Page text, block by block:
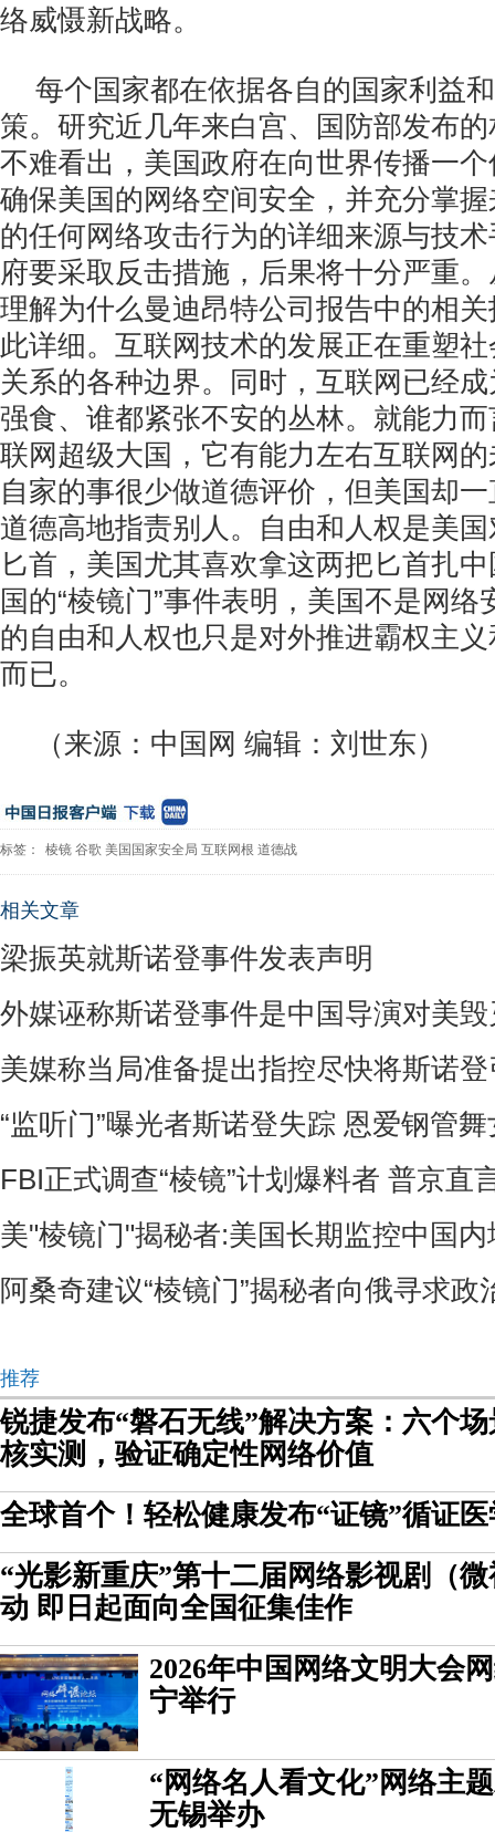
络威慑新战略。
每个国家都在依据各自的国家利益
策。研究近几年来白宫、国防部发布
不难看出，美国政府在向世界传播一
确保美国的网络空间安全，并充分掌
的任何网络攻击行为的详细来源与技
府要采取反击措施，后果将十分严重
理解为什么曼迪昂特公司报告中的相
此详细。互联网技术的发展正在重塑
关系的各种边界。同时，互联网已经
强食、谁都紧张不安的丛林。就能力
联网超级大国，它有能力左右互联网
自家的事很少做道德评价，但美国却
道德高地指责别人。自由和人权是美
匕首，美国尤其喜欢拿这两把匕首扎
国的“棱镜门”事件表明，美国不是网
的自由和人权也只是对外推进霸权主
而已。
（来源：中国网 编辑：刘世东）
标签： 棱镜 谷歌 美国国家安全局 互联网根 道德战
相关文章
梁振英就斯诺登事件发表声明
外媒诬称斯诺登事件是中国导演对美
美媒称当局准备提出指控尽快将斯诺
“监听门”曝光者斯诺登失踪 恩爱钢管
FBI正式调查“棱镜”计划爆料者 普京直
美"棱镜门"揭秘者:美国长期监控中国
阿桑奇建议“棱镜门”揭秘者向俄寻求政
推荐
锐捷发布“磐石无线”解决方案：六个
核实测，验证确定性网络价值
全球首个！轻松健康发布“证镜”循证
“光影新重庆”第十二届网络影视剧（
动 即日起面向全国征集佳作
2026年中国网络文明大会
宁举行
“网络名人看文化”网络主
无锡举办